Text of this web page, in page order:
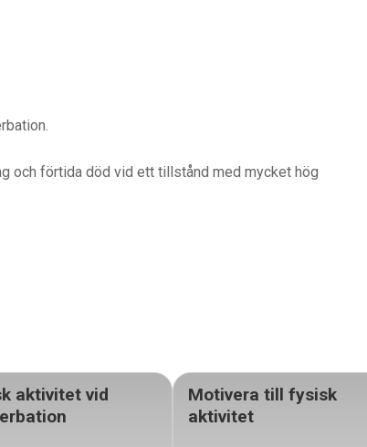
och förtida död vid ett tillstånd med mycket hög
aktivitet vid
Motivera till fysisk
aktivitet